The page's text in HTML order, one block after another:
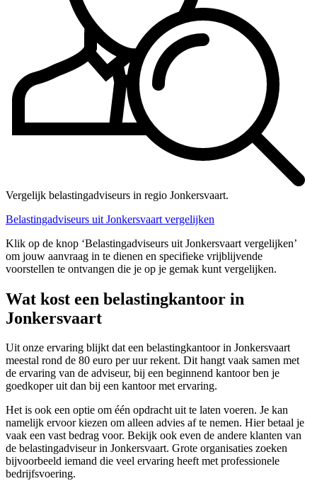
Vergelijk belastingadviseurs in regio Jonkersvaart.
Belastingadviseurs uit Jonkersvaart vergelijken
Klik op de knop ‘Belastingadviseurs uit Jonkersvaart vergelijken’
om jouw aanvraag in te dienen en specifieke vrijblijvende
voorstellen te ontvangen die je op je gemak kunt vergelijken.
Wat kost een belastingkantoor in
Jonkersvaart
Uit onze ervaring blijkt dat een belastingkantoor in Jonkersvaart
meestal rond de 80 euro per uur rekent. Dit hangt vaak samen met
de ervaring van de adviseur, bij een beginnend kantoor ben je
goedkoper uit dan bij een kantoor met ervaring.
Het is ook een optie om één opdracht uit te laten voeren. Je kan
namelijk ervoor kiezen om alleen advies af te nemen. Hier betaal je
vaak een vast bedrag voor. Bekijk ook even de andere klanten van
de belastingadviseur in Jonkersvaart. Grote organisaties zoeken
bijvoorbeeld iemand die veel ervaring heeft met professionele
bedrijfsvoering.